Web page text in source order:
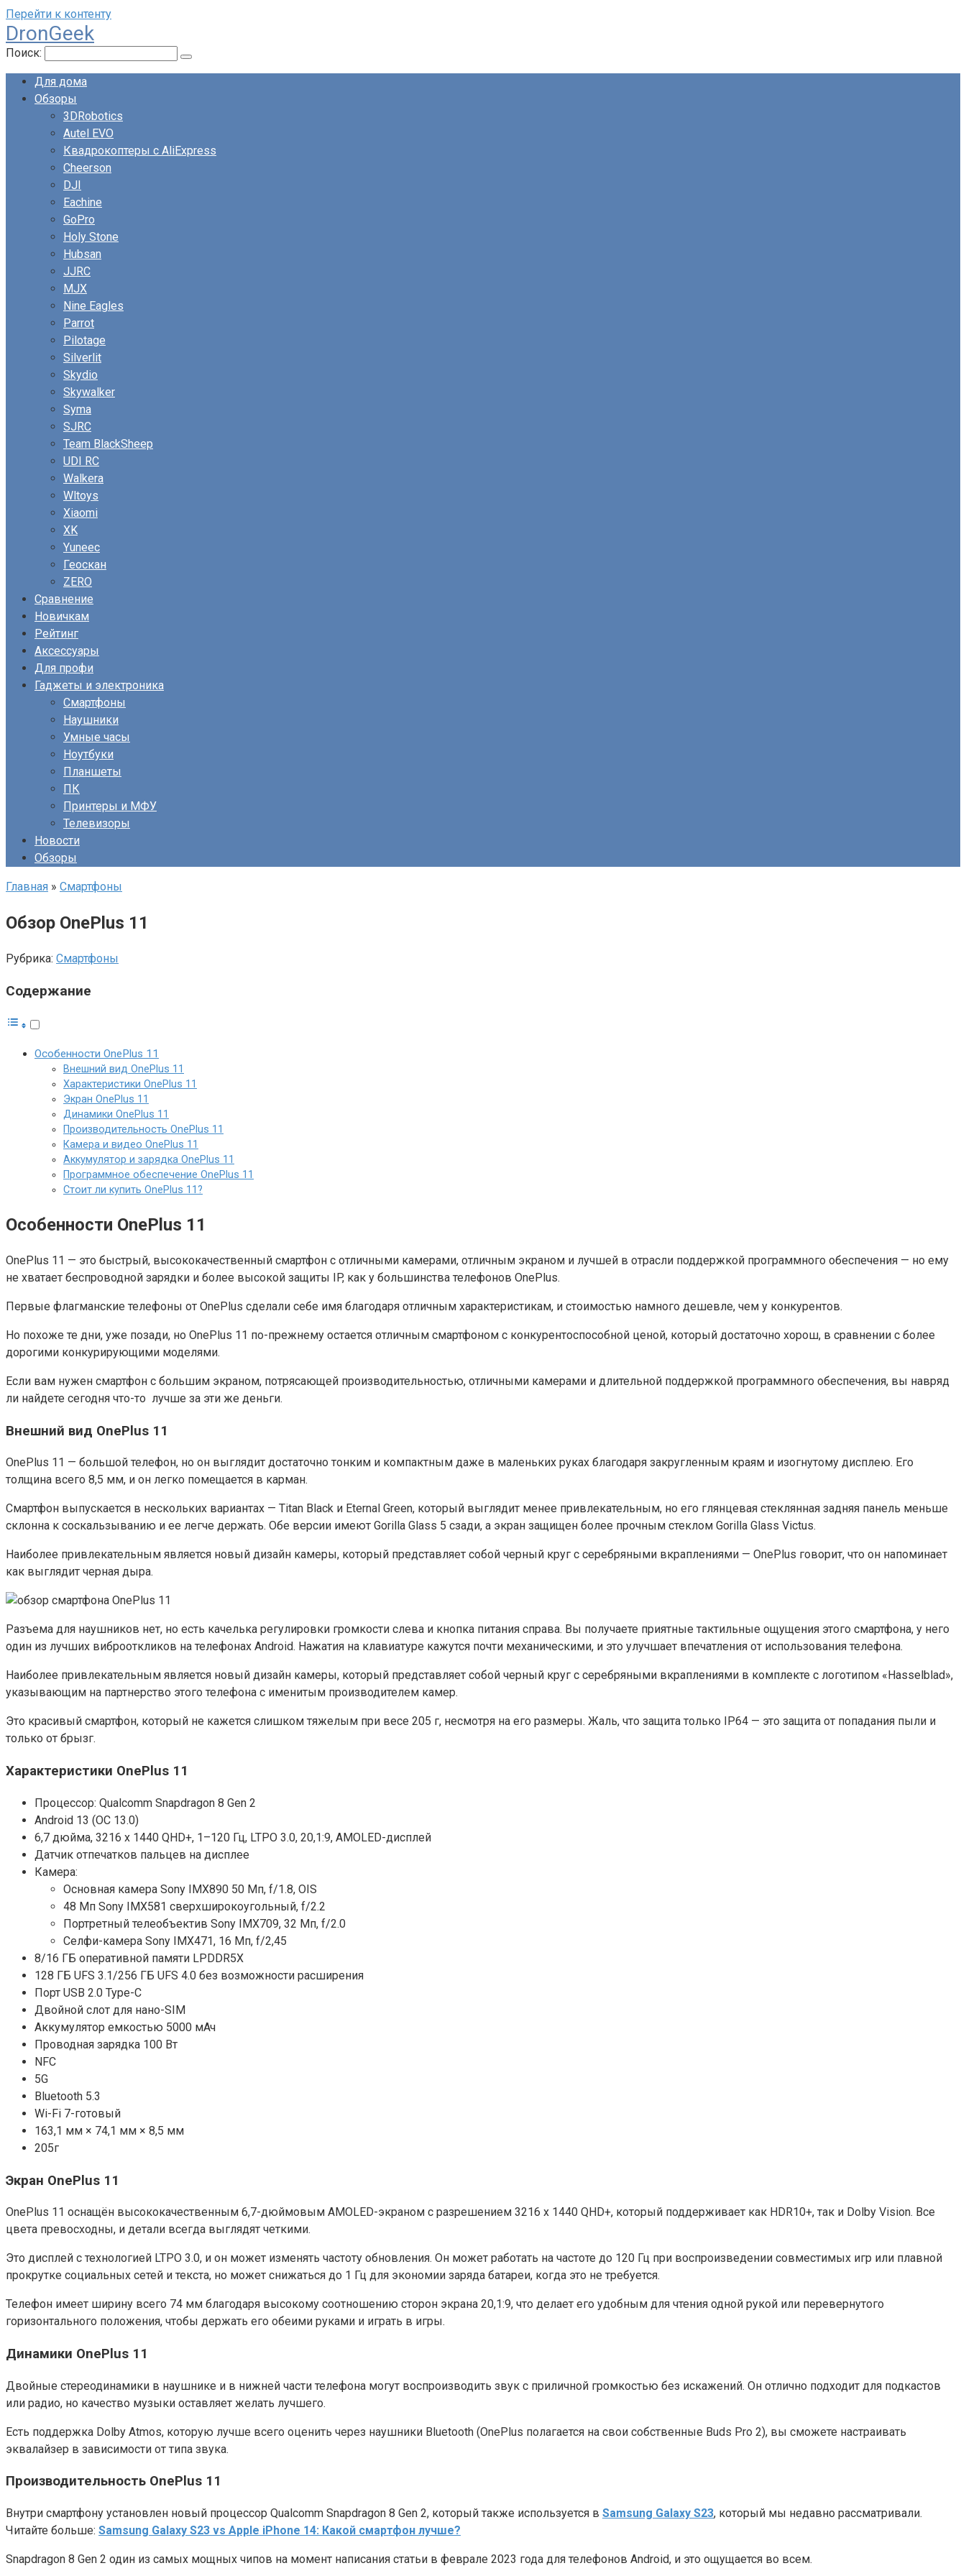
Перейти к контенту
DronGeek
Поиск:
Для дома
Обзоры
3DRobotics
Autel EVO
Квадрокоптеры с AliExpress
Cheerson
DJI
Eachine
GoPro
Holy Stone
Hubsan
JJRC
MJX
Nine Eagles
Parrot
Pilotage
Silverlit
Skydio
Skywalker
Syma
SJRC
Team BlackSheep
UDI RC
Walkera
Wltoys
Xiaomi
XK
Yuneec
Геоскан
ZERO
Сравнение
Новичкам
Рейтинг
Аксессуары
Для профи
Гаджеты и электроника
Смартфоны
Наушники
Умные часы
Ноутбуки
Планшеты
ПК
Принтеры и МФУ
Телевизоры
Новости
Обзоры
Главная » Смартфоны
Обзор OnePlus 11
Рубрика: Смартфоны
Содержание
Особенности OnePlus 11
Внешний вид OnePlus 11
Характеристики OnePlus 11
Экран OnePlus 11
Динамики OnePlus 11
Производительность OnePlus 11
Камера и видео OnePlus 11
Аккумулятор и зарядка OnePlus 11
Программное обеспечение OnePlus 11
Стоит ли купить OnePlus 11?
Особенности OnePlus 11
OnePlus 11 — это быстрый, высококачественный смартфон с отличными камерами, отличным экраном и лучшей в отрасли поддержкой программного обеспечения — но ему
не хватает беспроводной зарядки и более высокой защиты IP, как у большинства телефонов OnePlus.
Первые флагманские телефоны от OnePlus сделали себе имя благодаря отличным характеристикам, и стоимостью намного дешевле, чем у конкурентов.
Но похоже те дни, уже позади, но OnePlus 11 по-прежнему остается отличным смартфоном с конкурентоспособной ценой, который достаточно хорош, в сравнении с более
дорогими конкурирующими моделями.
Если вам нужен смартфон с большим экраном, потрясающей производительностью, отличными камерами и длительной поддержкой программного обеспечения, вы навряд
ли найдете сегодня что-то лучше за эти же деньги.
Внешний вид OnePlus 11
OnePlus 11 — большой телефон, но он выглядит достаточно тонким и компактным даже в маленьких руках благодаря закругленным краям и изогнутому дисплею. Его
толщина всего 8,5 мм, и он легко помещается в карман.
Смартфон выпускается в нескольких вариантах — Titan Black и Eternal Green, который выглядит менее привлекательным, но его глянцевая стеклянная задняя панель меньше
склонна к соскальзыванию и ее легче держать. Обе версии имеют Gorilla Glass 5 сзади, а экран защищен более прочным стеклом Gorilla Glass Victus.
Наиболее привлекательным является новый дизайн камеры, который представляет собой черный круг с серебряными вкраплениями — OnePlus говорит, что он напоминает
как выглядит черная дыра.
Разъема для наушников нет, но есть качелька регулировки громкости слева и кнопка питания справа. Вы получаете приятные тактильные ощущения этого смартфона, у него
один из лучших виброоткликов на телефонах Android. Нажатия на клавиатуре кажутся почти механическими, и это улучшает впечатления от использования телефона.
Наиболее привлекательным является новый дизайн камеры, который представляет собой черный круг с серебряными вкраплениями в комплекте с логотипом «Hasselblad»,
указывающим на партнерство этого телефона с именитым производителем камер.
Это красивый смартфон, который не кажется слишком тяжелым при весе 205 г, несмотря на его размеры. Жаль, что защита только IP64 — это защита от попадания пыли и
только от брызг.
Характеристики OnePlus 11
Процессор: Qualcomm Snapdragon 8 Gen 2
Android 13 (ОС 13.0)
6,7 дюйма, 3216 x 1440 QHD+, 1–120 Гц, LTPO 3.0, 20,1:9, AMOLED-дисплей
Датчик отпечатков пальцев на дисплее
Камера:
Основная камера Sony IMX890 50 Мп, f/1.8, OIS
48 Мп Sony IMX581 сверхширокоугольный, f/2.2
Портретный телеобъектив Sony IMX709, 32 Мп, f/2.0
Селфи-камера Sony IMX471, 16 Мп, f/2,45
8/16 ГБ оперативной памяти LPDDR5X
128 ГБ UFS 3.1/256 ГБ UFS 4.0 без возможности расширения
Порт USB 2.0 Type-C
Двойной слот для нано-SIM
Аккумулятор емкостью 5000 мАч
Проводная зарядка 100 Вт
NFC
5G
Bluetooth 5.3
Wi-Fi 7-готовый
163,1 мм × 74,1 мм × 8,5 мм
205г
Экран OnePlus 11
OnePlus 11 оснащён высококачественным 6,7-дюймовым AMOLED-экраном с разрешением 3216 x 1440 QHD+, который поддерживает как HDR10+, так и Dolby Vision. Все
цвета превосходны, и детали всегда выглядят четкими.
Это дисплей с технологией LTPO 3.0, и он может изменять частоту обновления. Он может работать на частоте до 120 Гц при воспроизведении совместимых игр или плавной
прокрутке социальных сетей и текста, но может снижаться до 1 Гц для экономии заряда батареи, когда это не требуется.
Телефон имеет ширину всего 74 мм благодаря высокому соотношению сторон экрана 20,1:9, что делает его удобным для чтения одной рукой или перевернутого
горизонтального положения, чтобы держать его обеими руками и играть в игры.
Динамики OnePlus 11
Двойные стереодинамики в наушнике и в нижней части телефона могут воспроизводить звук с приличной громкостью без искажений. Он отлично подходит для подкастов
или радио, но качество музыки оставляет желать лучшего.
Есть поддержка Dolby Atmos, которую лучше всего оценить через наушники Bluetooth (OnePlus полагается на свои собственные Buds Pro 2), вы сможете настраивать
эквалайзер в зависимости от типа звука.
Производительность OnePlus 11
Внутри смартфону установлен новый процессор Qualcomm Snapdragon 8 Gen 2, который также используется в Samsung Galaxy S23, который мы недавно рассматривали.
Читайте больше: Samsung Galaxy S23 vs Apple iPhone 14: Какой смартфон лучше?
Snapdragon 8 Gen 2 один из самых мощных чипов на момент написания статьи в феврале 2023 года для телефонов Android, и это ощущается во всем.